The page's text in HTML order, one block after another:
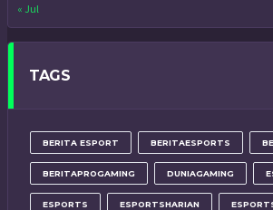
« Jul
TAGS
BERITA ESPORT BERITAESPORTS
BERITAPROGAMING DUNIAGAMING
ESPORTS ESPORTSHARIAN